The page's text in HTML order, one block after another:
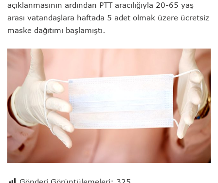
açıklanmasının ardından PTT aracılığıyla 20-65 yaş
arası vatandaşlara haftada 5 adet olmak üzere ücretsiz
maske dağıtımı başlamıştı.